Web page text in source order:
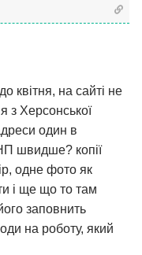
квітня, на сайті не
з Херсонської
один в
швидше? копії
одне фото як
і ще що то там
заповнить
на роботу, який